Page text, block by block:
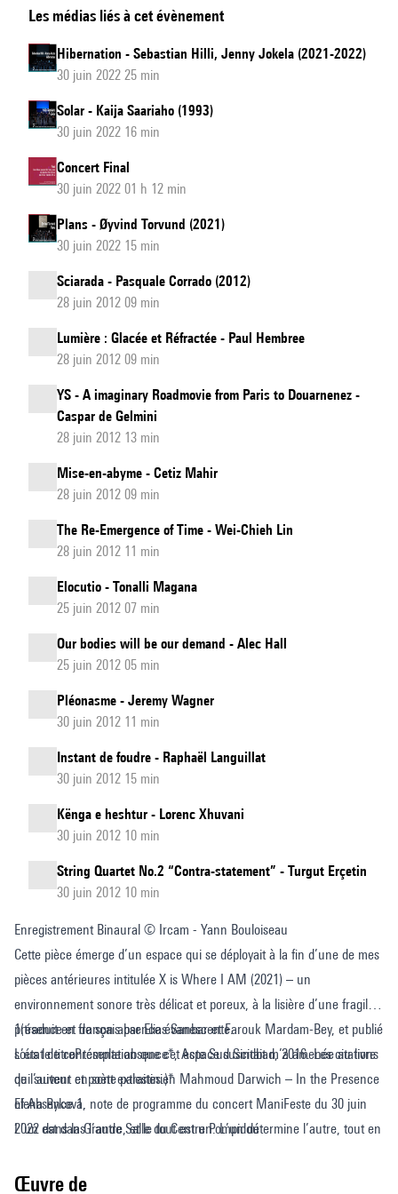
the
Presence
of
Les médias liés à cet évènement
Hibernation - Sebastian Hilli, Jenny Jokela (2021-2022)
30 juin 2022 25 min
Solar - Kaija Saariaho (1993)
30 juin 2022 16 min
Concert Final
30 juin 2022 01 h 12 min
Plans - Øyvind Torvund (2021)
30 juin 2022 15 min
Sciarada - Pasquale Corrado (2012)
28 juin 2012 09 min
Lumière : Glacée et Réfractée - Paul Hembree
28 juin 2012 09 min
YS - A imaginary Roadmovie from Paris to Douarnenez -
Caspar de Gelmini
28 juin 2012 13 min
Mise-en-abyme - Cetiz Mahir
28 juin 2012 09 min
The Re-Emergence of Time - Wei-Chieh Lin
28 juin 2012 11 min
Elocutio - Tonalli Magana
25 juin 2012 07 min
Our bodies will be our demand - Alec Hall
25 juin 2012 05 min
Pléonasme - Jeremy Wagner
30 juin 2012 11 min
Instant de foudre - Raphaël Languillat
30 juin 2012 15 min
Kënga e heshtur - Lorenc Xhuvani
30 juin 2012 10 min
String Quartet No.2 “Contra-statement” - Turgut Erçetin
30 juin 2012 10 min
Enregistrement Binaural © Ircam - Yann Bouloiseau
Cette pièce émerge d’un espace qui se déployait à la fin d’une de mes
pièces antérieures intitulée X is Where I AM (2021) – un
environnement sonore très délicat et poreux, à la lisière d’une fragile
présence et de son absence évanescente.
L’état de contemplation que cet espace suscitait m’a amenée au livre
de l’auteur et poète palestinien Mahmoud Darwich – In the Presence
of Absence 1.
L’un est dans l’autre, et le tout est un. L’un détermine l’autre, tout en
tu m’aurais possédé, et ni toi ni moi n’aurions été. » Entre ces deux
1(traduit en français par Elias Sanbar et Farouk Mardam-Bey, et publié
sous le titrePrésente absence*, Acte Sud Sindbad, 2016. Les citations
qui suivent en sont extraites.)*
Elena Rykova, note de programme du concert ManiFeste du 30 juin
2022 dans la Grande Salle du Centre Pompidou
Œuvre de